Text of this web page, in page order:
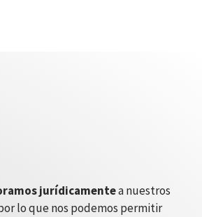
jurídicamentea nuestros
lo que nos podemos permitir